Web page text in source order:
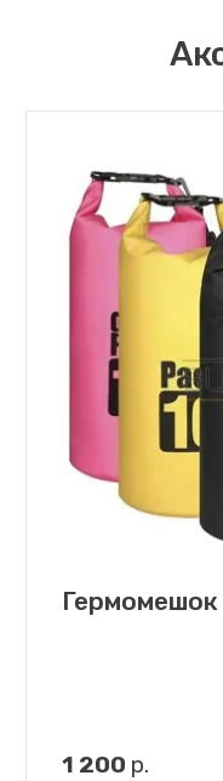
Гермомешок
1 200 р.